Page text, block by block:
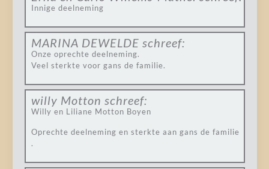
Innige deelneming
MARINA DEWELDE schreef:
Onze oprechte deelneming.
Veel sterkte voor gans de familie.
willy Motton schreef:
Willy en Liliane Motton Boyen
Oprechte deelneming en sterkte aan gans de familie
.